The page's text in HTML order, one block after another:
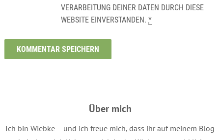
VERARBEITUNG DEINER DATEN DURCH DIESE
WEBSITE EINVERSTANDEN.*
Über mich
Ich bin Wiebke – und ich freue mich, dass ihr auf meinem Blog